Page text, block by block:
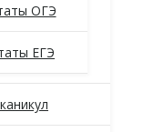
ОГЭ
ЕГЭ